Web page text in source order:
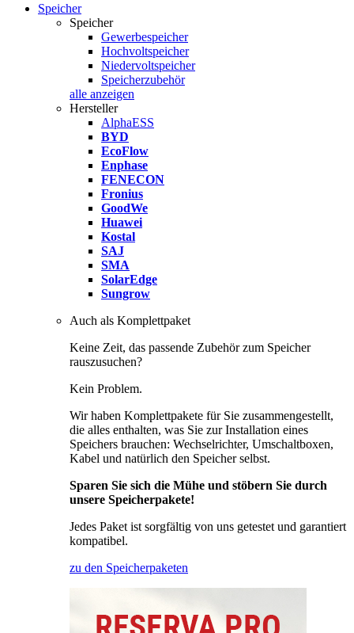
Speicher
Speicher
Gewerbespeicher
Hochvoltspeicher
Niedervoltspeicher
Speicherzubehör
alle anzeigen
Hersteller
AlphaESS
BYD
EcoFlow
Enphase
FENECON
Fronius
GoodWe
Huawei
Kostal
SAJ
SMA
SolarEdge
Sungrow
Auch als Komplettpaket
Keine Zeit, das passende Zubehör zum Speicher
rauszusuchen?
Kein Problem.
Wir haben Komplettpakete für Sie zusammengestellt,
die alles enthalten, was Sie zur Installation eines
Speichers brauchen: Wechselrichter, Umschaltboxen,
Kabel und natürlich den Speicher selbst.
Sparen Sie sich die Mühe und stöbern Sie durch
unsere Speicherpakete!
Jedes Paket ist sorgfältig von uns getestet und garantiert
kompatibel.
zu den Speicherpaketen